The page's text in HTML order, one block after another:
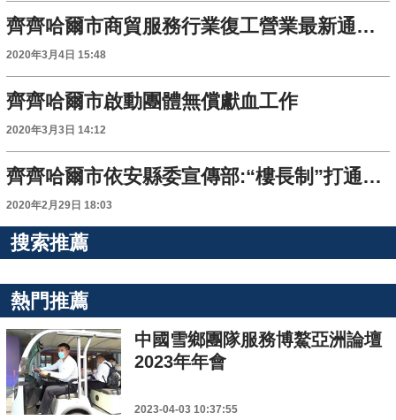
齊齊哈爾市商貿服務行業復工營業最新通知發佈
2020年3月4日 15:48
齊齊哈爾市啟動團體無償獻血工作
2020年3月3日 14:12
齊齊哈爾市依安縣委宣傳部:“樓長制”打通服務群眾“最後一公里”
2020年2月29日 18:03
搜索推薦
熱門推薦
中國雪鄉團隊服務博鰲亞洲論壇
2023年年會
2023-04-03 10:37:55